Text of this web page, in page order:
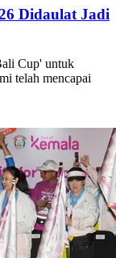
Didaulat Jadi
Cup' untuk
telah mencapai